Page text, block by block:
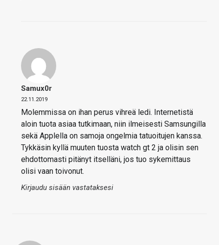
Samux0r
22.11.2019
Molemmissa on ihan perus vihreä ledi. Internetistä
aloin tuota asiaa tutkimaan, niin ilmeisesti Samsungilla
sekä Applella on samoja ongelmia tatuoitujen kanssa.
Tykkäsin kyllä muuten tuosta watch gt 2 ja olisin sen
ehdottomasti pitänyt itselläni, jos tuo sykemittaus
olisi vaan toivonut.
Kirjaudu sisään vastataksesi